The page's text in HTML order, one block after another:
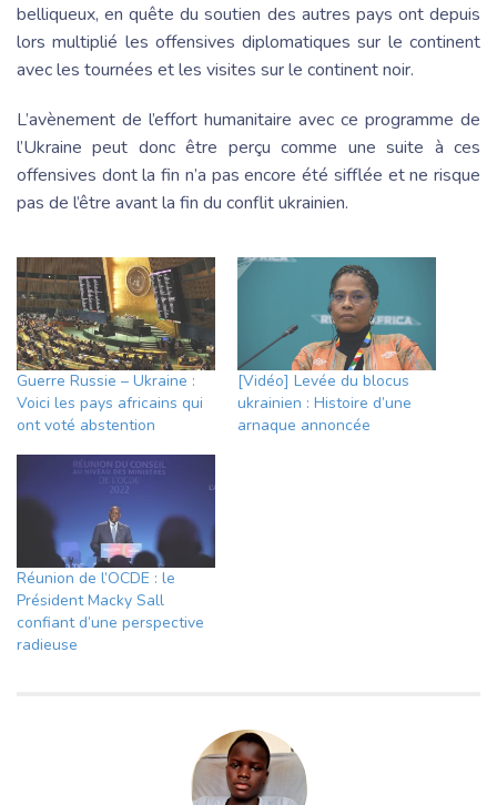
belliqueux, en quête du soutien des autres pays ont depuis
lors multiplié les offensives diplomatiques sur le continent
avec les tournées et les visites sur le continent noir.
L’avènement de l’effort humanitaire avec ce programme de
l’Ukraine peut donc être perçu comme une suite à ces
offensives dont la fin n’a pas encore été sifflée et ne risque
pas de l’être avant la fin du conflit ukrainien.
Guerre Russie – Ukraine :
Voici les pays africains qui
ont voté abstention
[Vidéo] Levée du blocus
ukrainien : Histoire d’une
arnaque annoncée
Réunion de l’OCDE : le
Président Macky Sall
confiant d’une perspective
radieuse